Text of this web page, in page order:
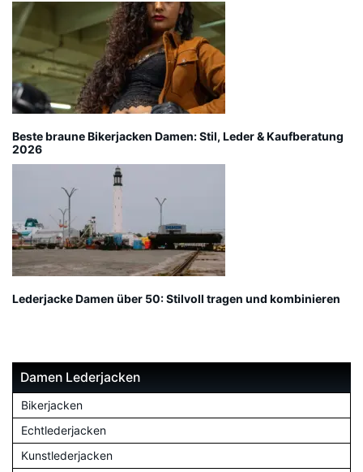
Beste braune Bikerjacken Damen: Stil, Leder & Kaufberatung
2026
Lederjacke Damen über 50: Stilvoll tragen und kombinieren
Damen Lederjacken
Bikerjacken
Echtlederjacken
Kunstlederjacken